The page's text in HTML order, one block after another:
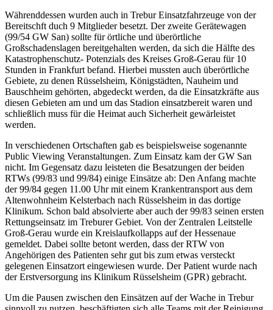
Währenddessen wurden auch in Trebur Einsatzfahrzeuge von der
Bereitschft duch 9 Mitglieder besetzt. Der zweite Gerätewagen
(99/54 GW San) sollte für örtliche und überörtliche
Großschadenslagen bereitgehalten werden, da sich die Hälfte des
Katastrophenschutz- Potenzials des Kreises Groß-Gerau für 10
Stunden in Frankfurt befand. Hierbei mussten auch überörtliche
Gebiete, zu denen Rüsselsheim, Königstädten, Nauheim und
Bauschheim gehörten, abgedeckt werden, da die Einsatzkräfte aus
diesen Gebieten am und um das Stadion einsatzbereit waren und
schließlich muss für die Heimat auch Sicherheit gewärleistet
werden.
In verschiedenen Ortschaften gab es beispielsweise sogenannte
Public Viewing Veranstaltungen. Zum Einsatz kam der GW San
nicht. Im Gegensatz dazu leisteten die Besatzungen der beiden
RTWs (99/83 und 99/84) einige Einsätze ab: Den Anfang machte
der 99/84 gegen 11.00 Uhr mit einem Krankentransport aus dem
Altenwohnheim Kelsterbach nach Rüsselsheim in das dortige
Klinikum. Schon bald absolvierte aber auch der 99/83 seinen ersten
Rettungseinsatz im Treburer Gebiet. Von der Zentralen Leitstelle
Groß-Gerau wurde ein Kreislaufkollapps auf der Hessenaue
gemeldet. Dabei sollte betont werden, dass der RTW von
Angehörigen des Patienten sehr gut bis zum etwas versteckt
gelegenen Einsatzort eingewiesen wurde. Der Patient wurde nach
der Erstversorgung ins Klinikum Rüsselsheim (GPR) gebracht.
Um die Pausen zwischen den Einsätzen auf der Wache in Trebur